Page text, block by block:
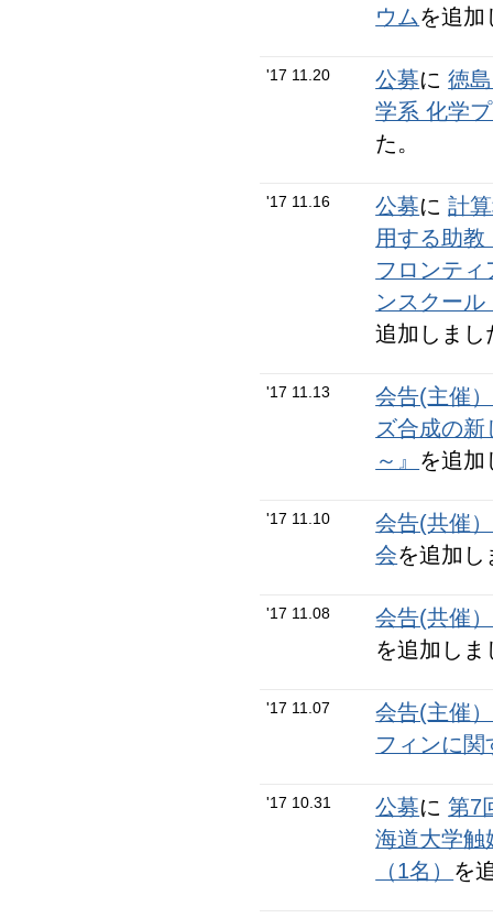
ウムを追加
'17 11.20 公募に徳
学系 化学
た。
'17 11.16 公募に計
用する助
フロンテ
ンスクー
追加しまし
'17 11.13
会告(主催）
ズ合成の
～』 を追加
'17 11.10
会告(共催）
会を追加し
'17 11.08
会告(共催）
を追加しま
'17 11.07
会告(主催）
フィンに
'17 10.31 公募に第7
海道大学触
（1名） を